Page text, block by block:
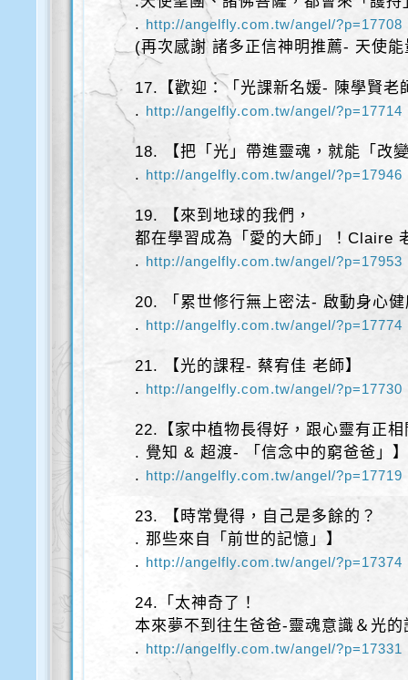
. http://angelfly.com.tw/angel/?p=17708
(再次感謝 諸多正信神明推薦- 天使
17.【歡迎：「光課新名媛- 陳學賢老
. http://angelfly.com.tw/angel/?p=17714
18. 【把「光」帶進靈魂，就能「改
. http://angelfly.com.tw/angel/?p=17946
19. 【來到地球的我們，
都在學習成為「愛的大師」！Claire
. http://angelfly.com.tw/angel/?p=17953
20. 「累世修行無上密法- 啟動身心
. http://angelfly.com.tw/angel/?p=17774
21. 【光的課程- 蔡宥佳 老師】
. http://angelfly.com.tw/angel/?p=17730
22.【家中植物長得好，跟心靈有正
. 覺知 & 超渡- 「信念中的窮爸爸」
. http://angelfly.com.tw/angel/?p=17719
23. 【時常覺得，自己是多餘的？
. 那些來自「前世的記憶」】
. http://angelfly.com.tw/angel/?p=17374
24.「太神奇了！
本來夢不到往生爸爸-靈魂意識＆光的
. http://angelfly.com.tw/angel/?p=17331